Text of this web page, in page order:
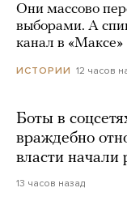
Они массово
выборами. А
канал в
ИСТОРИИ 12 часов
Боты в
враждебно
власти начали
13 часов назад